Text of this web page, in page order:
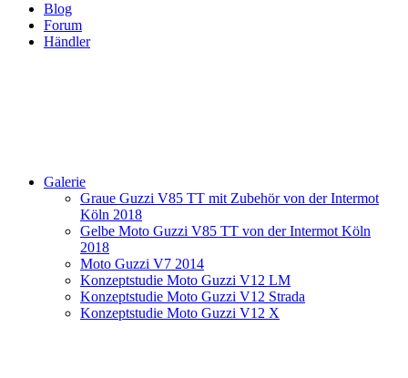
Blog
Forum
Händler
Galerie
Graue Guzzi V85 TT mit Zubehör von der Intermot
Köln 2018
Gelbe Moto Guzzi V85 TT von der Intermot Köln
2018
Moto Guzzi V7 2014
Konzeptstudie Moto Guzzi V12 LM
Konzeptstudie Moto Guzzi V12 Strada
Konzeptstudie Moto Guzzi V12 X